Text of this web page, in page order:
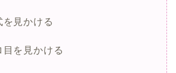
を見かける
目を見かける